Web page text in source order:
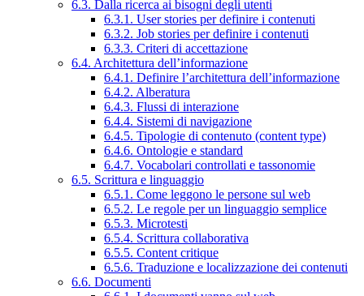
6.3. Dalla ricerca ai bisogni degli utenti
6.3.1. User stories per definire i contenuti
6.3.2. Job stories per definire i contenuti
6.3.3. Criteri di accettazione
6.4. Architettura dell’informazione
6.4.1. Definire l’architettura dell’informazione
6.4.2. Alberatura
6.4.3. Flussi di interazione
6.4.4. Sistemi di navigazione
6.4.5. Tipologie di contenuto (content type)
6.4.6. Ontologie e standard
6.4.7. Vocabolari controllati e tassonomie
6.5. Scrittura e linguaggio
6.5.1. Come leggono le persone sul web
6.5.2. Le regole per un linguaggio semplice
6.5.3. Microtesti
6.5.4. Scrittura collaborativa
6.5.5. Content critique
6.5.6. Traduzione e localizzazione dei contenuti
6.6. Documenti